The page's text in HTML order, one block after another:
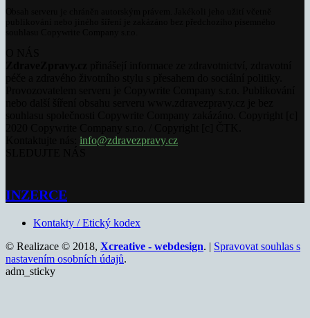
info@zdravezpravy.cz
INZERCE
Kontakty / Etický kodex
© Realizace © 2018, Xcreative - webdesign. | Spravovat souhlas s
nastavením osobních údajů.
adm_sticky